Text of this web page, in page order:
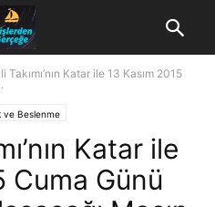
Takımı’nın Katar ile 13 Kasım 2015
ve Beslenme
Katar ile
Cuma Günü